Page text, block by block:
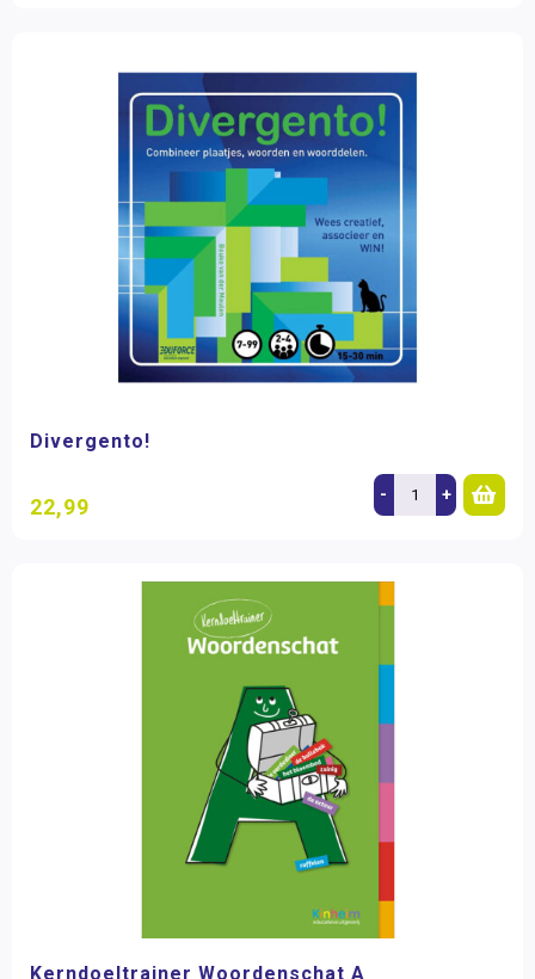
Divergento!
22,99 - +
Kerndoeltrainer Woordenschat A